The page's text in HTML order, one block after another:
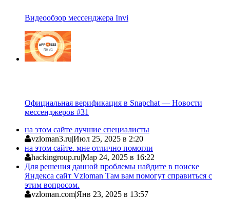
Видеообзор мессенджера Invi
Официальная верификация в Snapchat — Новости
мессенджеров #31
на этом сайте лучшие специалисты
vzloman3.ru|Июл 25, 2025 в 2:20
на этом сайте. мне отлично помогли
hackingroup.ru|Мар 24, 2025 в 16:22
Для решения данной проблемы найдите в поиске
Яндекса сайт Vzloman Там вам помогут справиться с
этим вопросом.
vzloman.com|Янв 23, 2025 в 13:57